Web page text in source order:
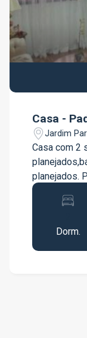
Casa -
Jardim
Casa com 2
planejados.
escolas.
Dorm.